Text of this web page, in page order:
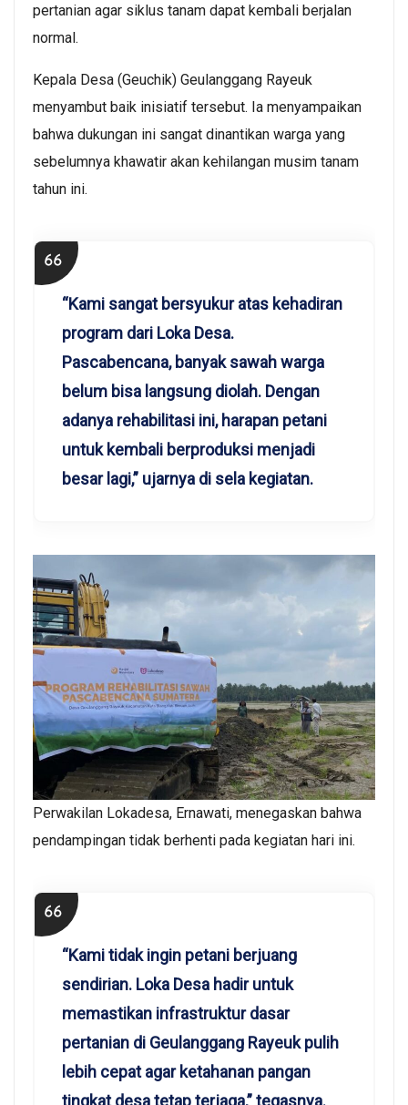
pertanian agar siklus tanam dapat kembali berjalan
normal.
Kepala Desa (Geuchik) Geulanggang Rayeuk
menyambut baik inisiatif tersebut. Ia menyampaikan
bahwa dukungan ini sangat dinantikan warga yang
sebelumnya khawatir akan kehilangan musim tanam
tahun ini.
“Kami sangat bersyukur atas kehadiran
program dari Loka Desa.
Pascabencana, banyak sawah warga
belum bisa langsung diolah. Dengan
adanya rehabilitasi ini, harapan petani
untuk kembali berproduksi menjadi
besar lagi,” ujarnya di sela kegiatan.
Perwakilan Lokadesa, Ernawati, menegaskan bahwa
pendampingan tidak berhenti pada kegiatan hari ini.
“Kami tidak ingin petani berjuang
sendirian. Loka Desa hadir untuk
memastikan infrastruktur dasar
pertanian di Geulanggang Rayeuk pulih
lebih cepat agar ketahanan pangan
tingkat desa tetap terjaga,” tegasnya.